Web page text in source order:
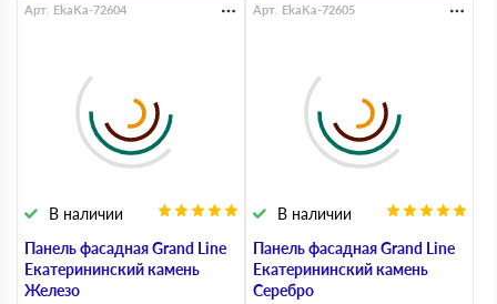
Панель фасадная Grand Line
Екатерининский камень
Железо
В наличии
Арт. EkaKa-72604
Панель фасадная Grand Line
Екатерининский камень
Серебро
В наличии
Арт. EkaKa-72605